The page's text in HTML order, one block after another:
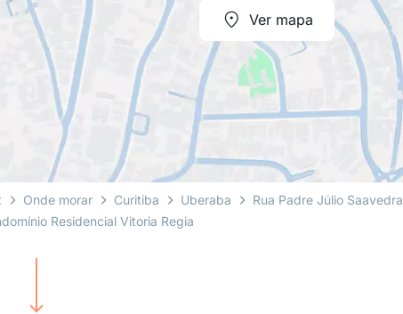
Ver mapa
Onde morar Curitiba Uberaba
Rua Padre Júlio Saavedra
Residencial Vitoria Regia